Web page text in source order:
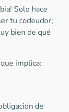
Solo hace
tu codeudor;
bien de qué
implica:
de